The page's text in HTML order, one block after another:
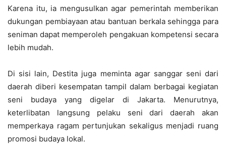
Karena itu, ia mengusulkan agar pemerintah memberikan
dukungan pembiayaan atau bantuan berkala sehingga para
seniman dapat memperoleh pengakuan kompetensi secara
lebih mudah.
Di sisi lain, Destita juga meminta agar sanggar seni dari
daerah diberi kesempatan tampil dalam berbagai kegiatan
seni budaya yang digelar di Jakarta. Menurutnya,
keterlibatan langsung pelaku seni dari daerah akan
memperkaya ragam pertunjukan sekaligus menjadi ruang
promosi budaya lokal.